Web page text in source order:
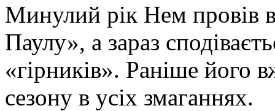
Минулий рік Нем провів
Паулу», а зараз
«гірників». Раніше його
сезону в усіх змаганнях.